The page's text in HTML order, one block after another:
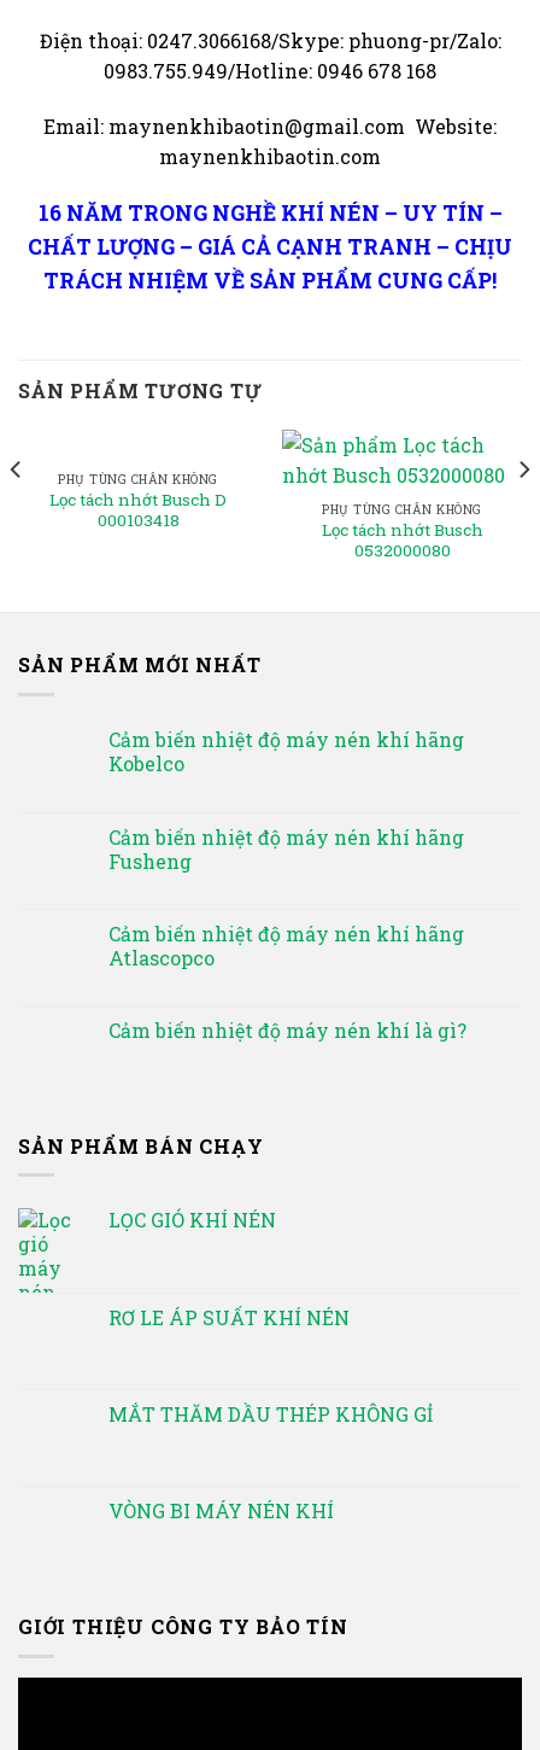
Điện thoại: 0247.3066168/Skype: phuong-pr/Zalo:
0983.755.949/Hotline: 0946 678 168
Email: maynenkhibaotin@gmail.com Website:
maynenkhibaotin.com
16 NĂM TRONG NGHỀ KHÍ NÉN – UY TÍN –
CHẤT LƯỢNG – GIÁ CẢ CẠNH TRANH – CHỊU
TRÁCH NHIỆM VỀ SẢN PHẨM CUNG CẤP!
SẢN PHẨM TƯƠNG TỰ
PHỤ TÙNG CHÂN KHÔNG
Lọc tách nhớt Busch D
000103418
PHỤ TÙNG CHÂN KHÔNG
Lọc tách nhớt Busch
0532000080
SẢN PHẨM MỚI NHẤT
Cảm biến nhiệt độ máy nén khí hãng
Kobelco
Cảm biến nhiệt độ máy nén khí hãng
Fusheng
Cảm biến nhiệt độ máy nén khí hãng
Atlascopco
Cảm biến nhiệt độ máy nén khí là gì?
SẢN PHẨM BÁN CHẠY
LỌC GIÓ KHÍ NÉN
RƠ LE ÁP SUẤT KHÍ NÉN
MẮT THĂM DẦU THÉP KHÔNG GỈ
VÒNG BI MÁY NÉN KHÍ
GIỚI THIỆU CÔNG TY BẢO TÍN